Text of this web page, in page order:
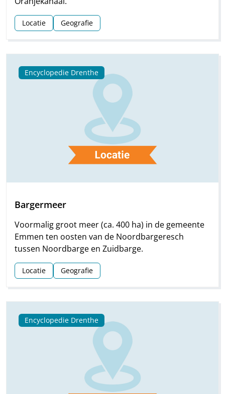
Locatie Geografie
Encyclopedie Drenthe
Bargermeer
Voormalig groot meer (ca. 400 ha) in de gemeente
Emmen ten oosten van de Noordbargeresch
tussen Noordbarge en Zuidbarge.
Locatie Geografie
Encyclopedie Drenthe